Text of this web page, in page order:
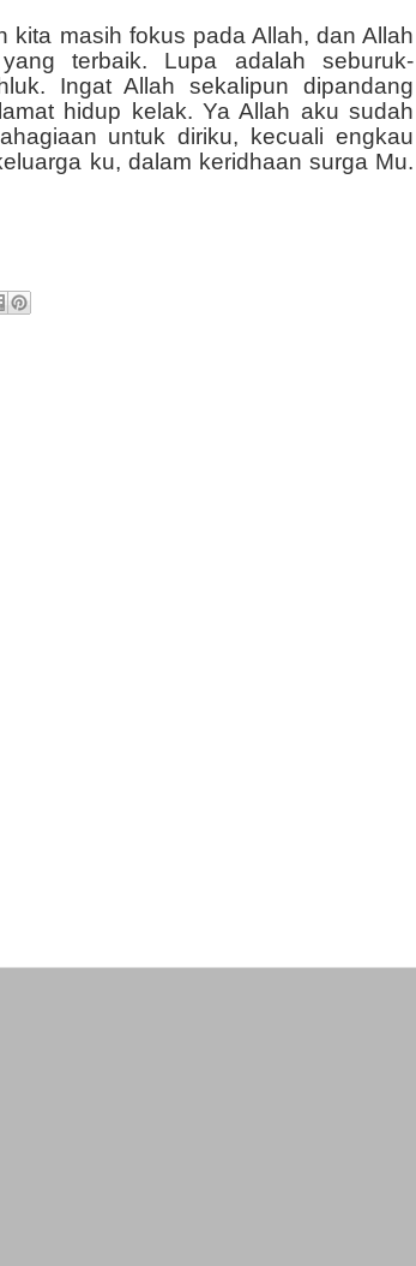
kita masih fokus pada Allah, dan Allah
terbaik. Lupa adalah seburuk-
Ingat Allah sekalipun dipandang
hidup kelak. Ya Allah aku sudah
untuk diriku, kecuali engkau
ku, dalam keridhaan surga Mu.